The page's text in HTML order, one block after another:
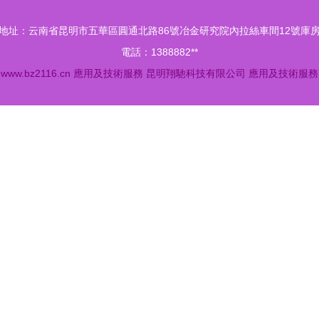
址：云南省昆明市五華區圓通北路86號冶金研究院內拉絲車間12號庫
電話：1388882**
www.bz2116.cn 應用及技術服務 昆明翔馳科技有限公司 應用及技術服務